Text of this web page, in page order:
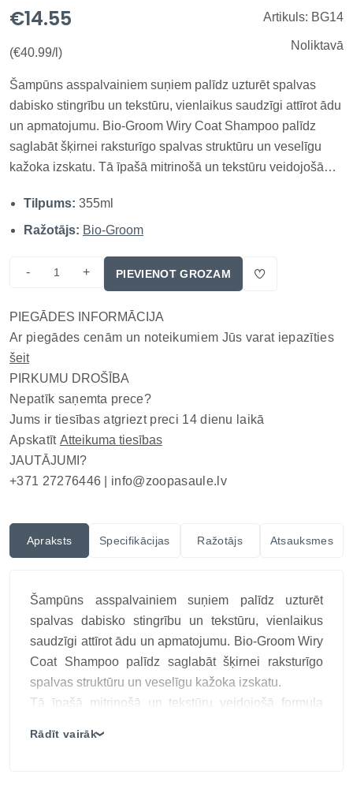
€14.55
(€40.99/l)
Artikuls: BG14
Noliktavā
Šampūns asspalvainiem suņiem palīdz uzturēt spalvas
dabisko stingrību un tekstūru, vienlaikus saudzīgi attīrot ādu
un apmatojumu. Bio-Groom Wiry Coat Shampoo palīdz
saglabāt šķirnei raksturīgo spalvas struktūru un veselīgu
kažoka izskatu. Tā īpašā mitrinošā un tekstūru veidojošā
apjomu, bet nesausina kažoku un ādu. Šampūns ir
bagātināts ar...
Tilpums: 355ml
Ražotājs: Bio-Groom
- + PIEVIENOT GROZAM
PIEGĀDES INFORMĀCIJA
Ar piegādes cenām un noteikumiem Jūs varat iepazīties
šeit
PIRKUMU DROŠĪBA
Nepatīk saņemta prece?
Jums ir tiesības atgriezt preci 14 dienu laikā
Apskatīt Atteikuma tiesības
JAUTĀJUMI?
+371 27276446 | info@zoopasaule.lv
Apraksts Specifikācijas Ražotājs Atsauksmes
Šampūns asspalvainiem suņiem palīdz uzturēt
spalvas dabisko stingrību un tekstūru, vienlaikus
saudzīgi attīrot ādu un apmatojumu. Bio-Groom Wiry
Coat Shampoo palīdz saglabāt šķirnei raksturīgo
spalvas struktūru un veselīgu kažoka izskatu.
Tā īpašā mitrinošā un tekstūru veidojošā formula
Rādīt vairāk❯